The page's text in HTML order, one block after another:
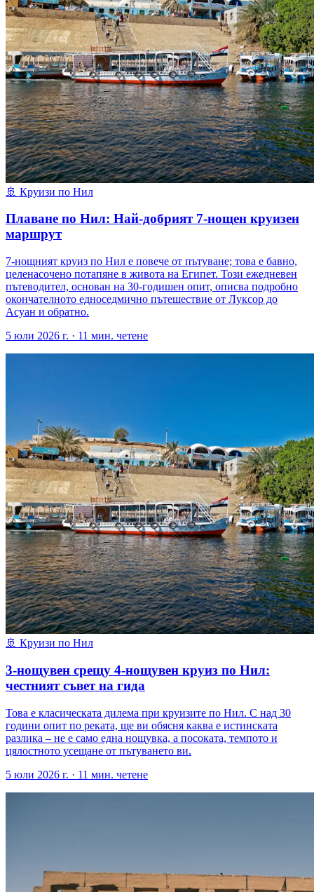
🚢 Круизи по Нил
Плаване по Нил: Най-добрият 7-нощен круизен
маршрут
7-нощният круиз по Нил е повече от пътуване; това е бавно,
целенасочено потапяне в живота на Египет. Този ежедневен
пътеводител, основан на 30-годишен опит, описва подробно
окончателното едноседмично пътешествие от Луксор до
Асуан и обратно.
5 юли 2026 г. · 11 мин. четене
🚢 Круизи по Нил
3-нощувен срещу 4-нощувен круиз по Нил:
честният съвет на гида
Това е класическата дилема при круизите по Нил. С над 30
години опит по реката, ще ви обясня каква е истинската
разлика – не е само една нощувка, а посоката, темпото и
цялостното усещане от пътуването ви.
5 юли 2026 г. · 11 мин. четене